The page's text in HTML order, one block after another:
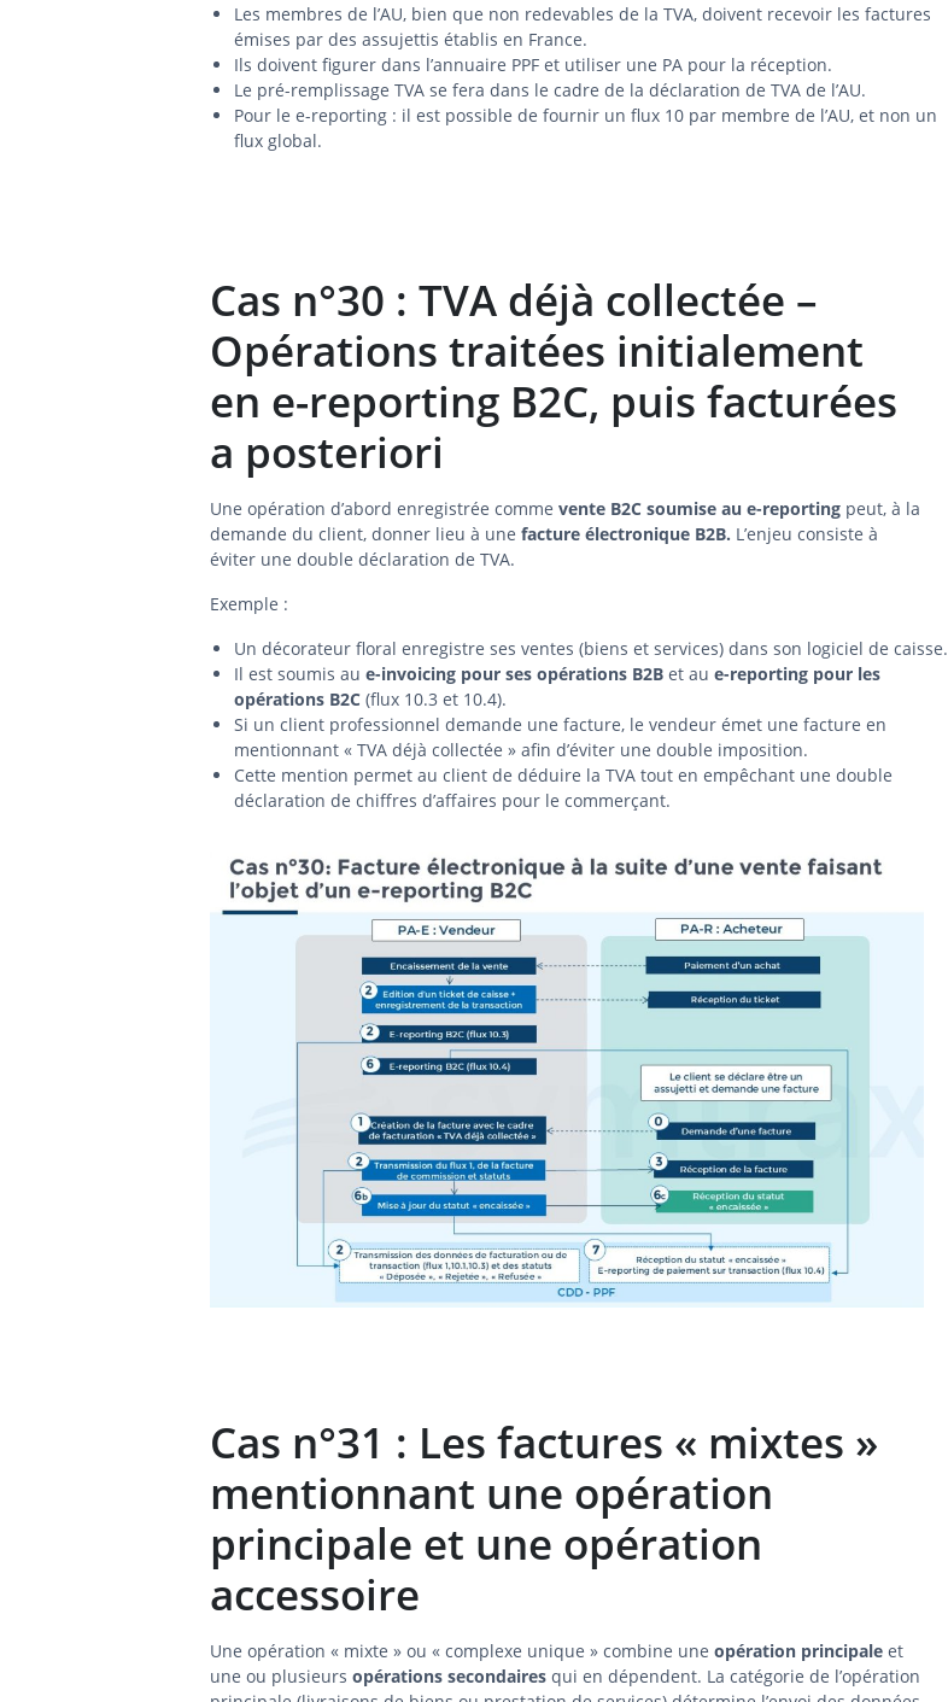
Les membres de l’AU, bien que non redevables de la TVA, doivent recevoir les factures
émises par des assujettis établis en France.
Ils doivent figurer dans l’annuaire PPF et utiliser une PA pour la réception.
Le pré-remplissage TVA se fera dans le cadre de la déclaration de TVA de l’AU.
Pour le e-reporting : il est possible de fournir un flux 10 par membre de l’AU, et non un
flux global.
Cas n°30 : TVA déjà collectée –
Opérations traitées initialement
en e-reporting B2C, puis facturées
a posteriori
Une opération d’abord enregistrée comme vente B2C soumise au e-reporting peut, à la
demande du client, donner lieu à une facture électronique B2B. L’enjeu consiste à
éviter une double déclaration de TVA.
Exemple :
Un décorateur floral enregistre ses ventes (biens et services) dans son logiciel de caisse.
Il est soumis au e-invoicing pour ses opérations B2B et au e-reporting pour les
opérations B2C (flux 10.3 et 10.4).
Si un client professionnel demande une facture, le vendeur émet une facture en
mentionnant « TVA déjà collectée » afin d’éviter une double imposition.
Cette mention permet au client de déduire la TVA tout en empêchant une double
déclaration de chiffres d’affaires pour le commerçant.
Cas n°31 : Les factures « mixtes »
mentionnant une opération
principale et une opération
accessoire
Une opération « mixte » ou « complexe unique » combine une opération principale et
une ou plusieurs opérations secondaires qui en dépendent. La catégorie de l’opération